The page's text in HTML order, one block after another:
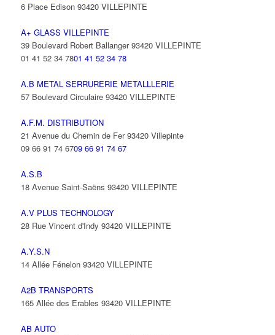
6 Place Edison 93420 VILLEPINTE
A+ GLASS VILLEPINTE
39 Boulevard Robert Ballanger 93420 VILLEPINTE
01 41 52 34 7801 41 52 34 78
A.B METAL SERRURERIE METALLLERIE
57 Boulevard Circulaire 93420 VILLEPINTE
A.F.M. DISTRIBUTION
21 Avenue du Chemin de Fer 93420 Villepinte
09 66 91 74 6709 66 91 74 67
A.S.B
18 Avenue Saint-Saëns 93420 VILLEPINTE
A.V PLUS TECHNOLOGY
28 Rue Vincent d'Indy 93420 VILLEPINTE
A.Y.S.N
14 Allée Fénelon 93420 VILLEPINTE
A2B TRANSPORTS
165 Allée des Erables 93420 VILLEPINTE
AB AUTO